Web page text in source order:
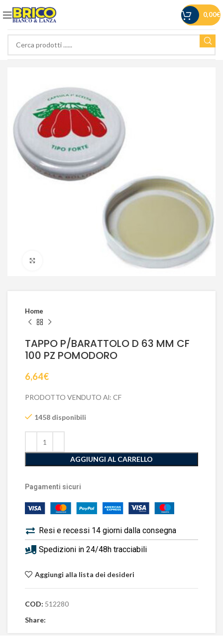
0,00€
Home
TAPPO P/BARATTOLO D 63 MM CF
100 PZ POMODORO
6,64€
PRODOTTO VENDUTO Al: CF
1458 disponibili
AGGIUNGI AL CARRELLO
Pagamenti sicuri
Resi e recessi 14 giorni dalla consegna
Spedizioni in 24/48h tracciabili
Aggiungi alla lista dei desideri
COD: 512280
Share: